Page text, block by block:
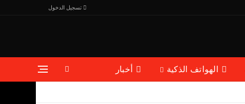
تسجيل الدخول
الهواتف الذكية أخبار